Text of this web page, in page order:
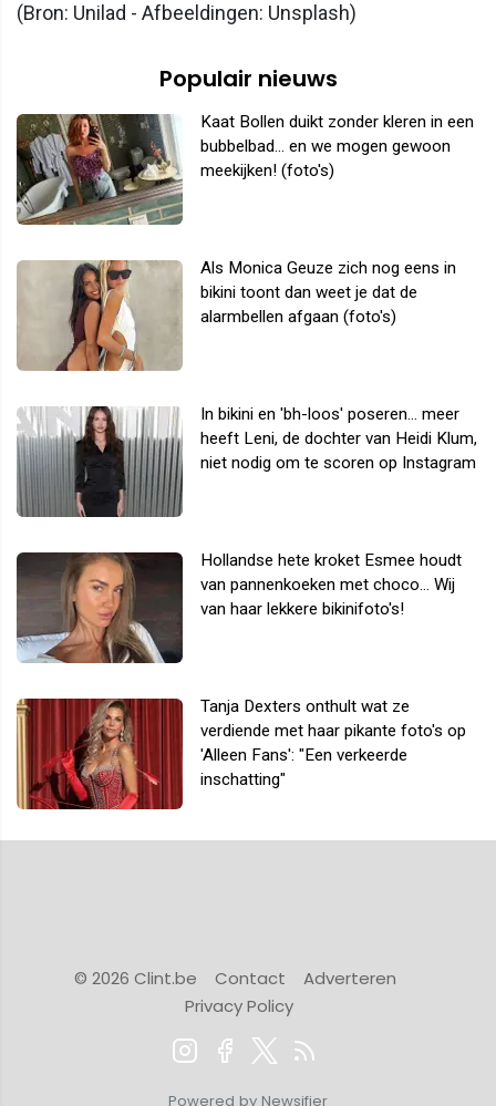
(Bron: Unilad - Afbeeldingen: Unsplash)
Populair nieuws
Kaat Bollen duikt zonder kleren in een
bubbelbad... en we mogen gewoon
meekijken! (foto's)
Als Monica Geuze zich nog eens in
bikini toont dan weet je dat de
alarmbellen afgaan (foto's)
In bikini en 'bh-loos' poseren... meer
heeft Leni, de dochter van Heidi Klum,
niet nodig om te scoren op Instagram
Hollandse hete kroket Esmee houdt
van pannenkoeken met choco... Wij
van haar lekkere bikinifoto's!
Tanja Dexters onthult wat ze
verdiende met haar pikante foto's op
'Alleen Fans': "Een verkeerde
inschatting"
© 2026 Clint.be Contact
Adverteren
Privacy Policy
Powered by Newsifier